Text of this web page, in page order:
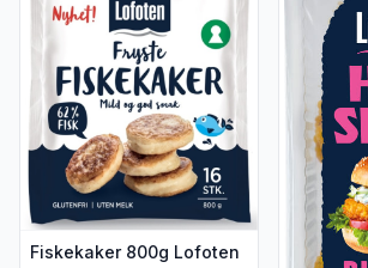
Fiskekaker 800g Lofoten